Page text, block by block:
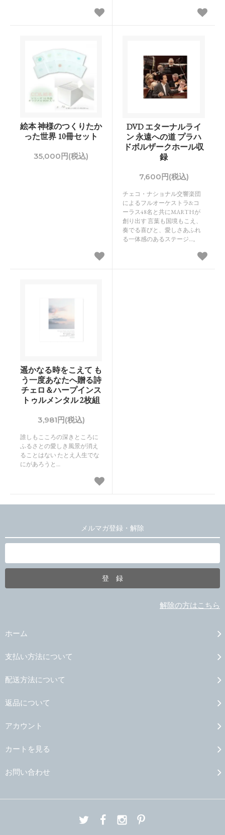
絵本 神様のつくりたか
った世界 10冊セット
35,000円(税込)
DVD エターナルライ
ン 永遠への道 プラハ
ドボルザークホール収
録
7,600円(税込)
チェコ・ナショナル交響楽団
によるフルオーケストラ&コ
ーラス48名と共にMARTHが
創り出す 言葉も国境もこえ、
奏でる喜びと、愛しさあふれ
る一体感のあるステージ…。
遥かなる時をこえて も
う一度あなたへ贈る詩
チェロ＆ハープインス
トゥルメンタル 2枚組
3,981円(税込)
誰しもこころの深きところに
ふるさとの愛しき風景が消え
ることはない たとえ人生でな
にがあろうと…
メルマガ登録・解除
解除の方はこちら
ホーム
支払い方法について
配送方法について
返品について
アカウント
カートを見る
お問い合わせ